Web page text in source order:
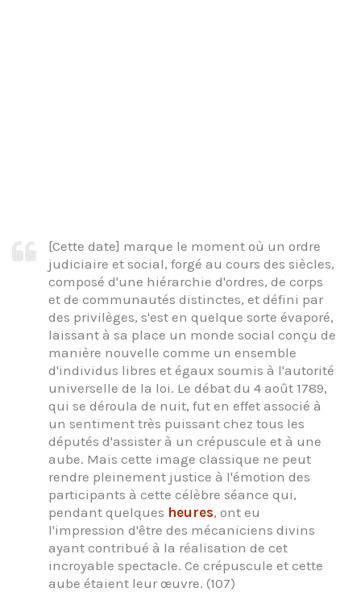
[Cette date] marque le moment où un ordre
judiciaire et social, forgé au cours des siècles,
composé d'une hiérarchie d'ordres, de corps
et de communautés distinctes, et défini par
des privilèges, s'est en quelque sorte évaporé,
laissant à sa place un monde social conçu de
manière nouvelle comme un ensemble
d'individus libres et égaux soumis à l'autorité
universelle de la loi. Le débat du 4 août 1789,
qui se déroula de nuit, fut en effet associé à
un sentiment très puissant chez tous les
députés d'assister à un crépuscule et à une
aube. Mais cette image classique ne peut
rendre pleinement justice à l'émotion des
participants à cette célèbre séance qui,
pendant quelques heures, ont eu
l'impression d'être des mécaniciens divins
ayant contribué à la réalisation de cet
incroyable spectacle. Ce crépuscule et cette
aube étaient leur œuvre. (107)